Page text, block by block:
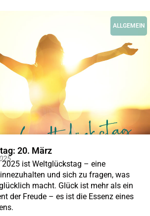
ALLGEMEIN
20. März
ist Weltglückstag – eine
und sich zu fragen, was
macht. Glück ist mehr als ein
der Freude – es ist die Essenz eines